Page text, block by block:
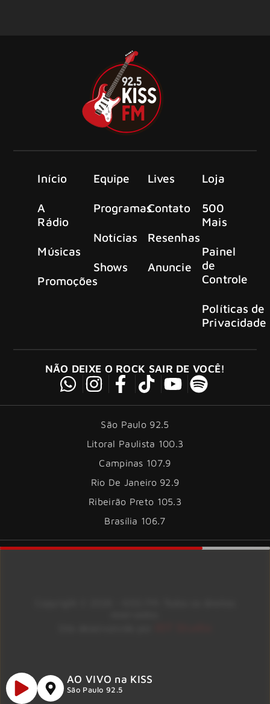
Início
A
Rádio
Músicas
Promoções
Equipe
Programas
Notícias
Shows
Lives
Contato
Resenhas
Anuncie
Loja
500
Mais
Painel
de
Controle
Políticas de
Privacidade
NÃO DEIXE O ROCK SAIR DE VOCÊ!
São Paulo 92.5
Litoral Paulista 100.3
Campinas 107.9
Rio De Janeiro 92.9
Ribeirão Preto 105.3
Brasília 106.7
AO VIVO na KISS
São Paulo 92.5